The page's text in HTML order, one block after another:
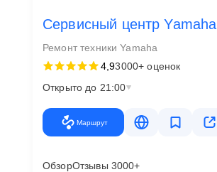
Сервисный центр Yamaha
Ремонт техники Yamaha
4,93000+ оценок
Открыто до 21:00
Маршрут
ОбзорОтзывы 3000+